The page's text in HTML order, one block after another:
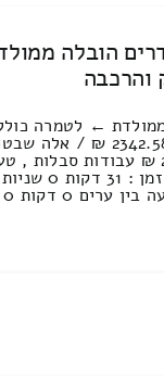
הובלה
והרכבה
← לטמרה
והרכבה מחיר מחירון: 2342.58 ₪ /
המחירים 2900 – 2200 ₪ עבודות סבלות
ופריקה : 1372.58 ₪ / זמן